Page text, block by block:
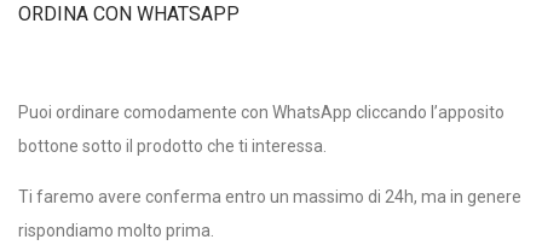
ORDINA CON WHATSAPP
Puoi ordinare comodamente con WhatsApp cliccando l’apposito
bottone sotto il prodotto che ti interessa.
Ti faremo avere conferma entro un massimo di 24h, ma in genere
rispondiamo molto prima.